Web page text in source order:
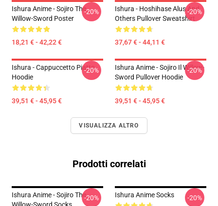
Ishura Anime - Sojiro The
Willow-Sword Poster
18,21 € - 42,22 €
-20%
Ishura - Hoshihase Alus And
Others Pullover Sweatshirt
37,67 € - 44,11 €
-20%
Ishura - Cappuccetto Piatto
Hoodie
39,51 € - 45,95 €
-20%
Ishura Anime - Sojiro Il Willow-
Sword Pullover Hoodie
39,51 € - 45,95 €
-20%
VISUALIZZA ALTRO
Prodotti correlati
Ishura Anime - Sojiro The-20% Ishura Anime Socks -20%